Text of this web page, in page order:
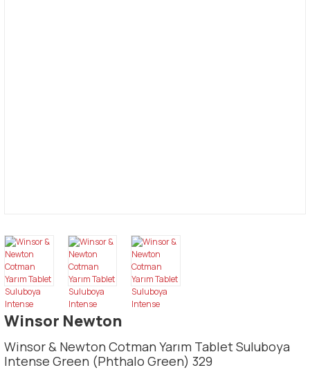
Winsor Newton
Winsor & Newton Cotman Yarım Tablet Suluboya
Intense Green (Phthalo Green) 329